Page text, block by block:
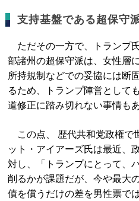
支持基盤である超保守
ただその一方で、トランプ
部諸州の超保守派は、女性層
所持規制などでの妥協には断
るため、トランプ陣営として
道修正に踏み切れない事情もあ
この点、 歴代共和党政権で
ット・アイアーズ氏は最近、
対し、「トランプにとって、
削るかが課題だが、今や最大
債を償うだけの差を男性票で